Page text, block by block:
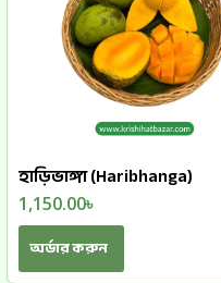
হাড়িভাঙ্গা (Haribhanga)
1,150.00৳
অর্ডার করুন